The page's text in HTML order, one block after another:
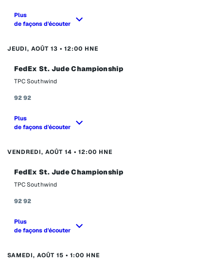
Plus
de façons d'écouter
JEUDI, AOÛT 13 • 12:00 HNE
FedEx St. Jude Championship
TPC Southwind
9292
Plus
de façons d'écouter
VENDREDI, AOÛT 14 • 12:00 HNE
FedEx St. Jude Championship
TPC Southwind
9292
Plus
de façons d'écouter
SAMEDI, AOÛT 15 • 1:00 HNE